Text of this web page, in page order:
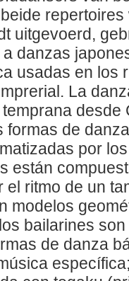
uitgevoerd,
a danzas
usadas en los
La
desde
formas de
por
están
el ritmo de un
modelos
bailarines
de danza